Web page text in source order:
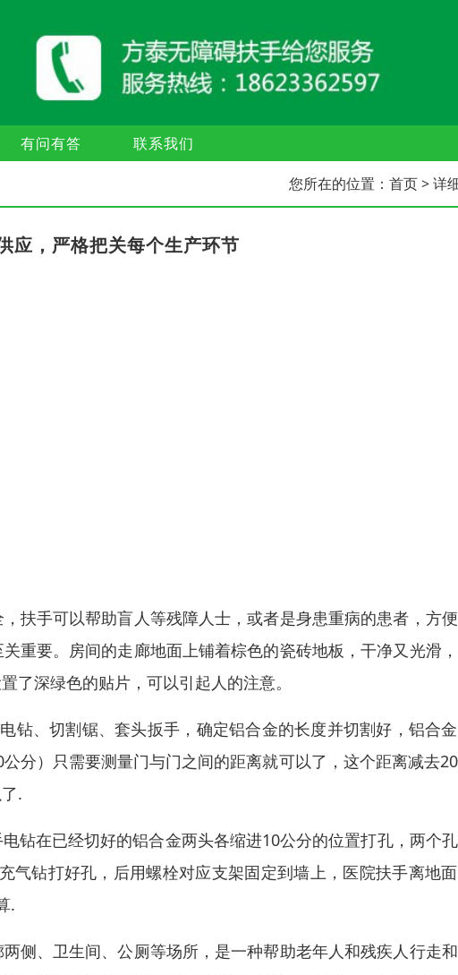
有问有答 联系我们
您所在的位置： 首页> 详
应，严格把关每个生产环节
扶手可以帮助盲人等残障人士，或者是身患重病的患者，方
重要。房间的走廊地面上铺着棕色的瓷砖地板，干净又光滑
了深绿色的贴片，可以引起人的注意。
钻、切割锯、套头扳手，确定铝合金的长度并切割好，铝合
分）只需要测量门与门之间的距离就可以了，这个距离减去
.
钻在已经切好的铝合金两头各缩进10公分的位置打孔，两个
气钻打好孔，后用螺栓对应支架固定到墙上，医院扶手离地
.
侧、卫生间、公厕等场所，是一种帮助老年人和残疾人行走